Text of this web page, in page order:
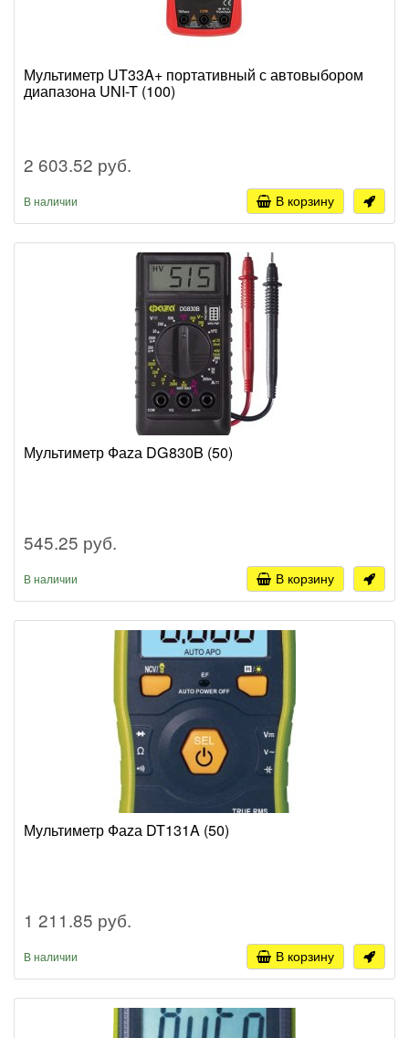
Мультиметр UT33A+ портативный с автовыбором
диапазона UNI-T (100)
2 603.52 руб.
В наличии В корзину
Мультиметр Фаzа DG830B (50)
545.25 руб.
В наличии В корзину
Мультиметр Фаzа DT131A (50)
1 211.85 руб.
В наличии В корзину